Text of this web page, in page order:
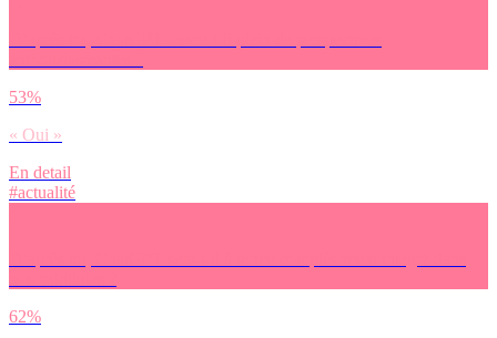
53%
« Oui »
En detail
#actualité
62%